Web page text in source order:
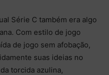
Série C também era algo
Com estilo de jogo
de jogo sem afobação,
suas ideias no
torcida azulina,